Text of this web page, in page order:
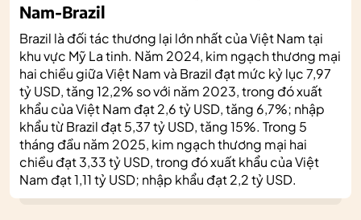
Nam-Brazil
Brazil là đối tác thương lại lớn nhất của Việt Nam tại
khu vực Mỹ La tinh. Năm 2024, kim ngạch thương mại
hai chiều giữa Việt Nam và Brazil đạt mức kỷ lục 7,97
tỷ USD, tăng 12,2% so với năm 2023, trong đó xuất
khẩu của Việt Nam đạt 2,6 tỷ USD, tăng 6,7%; nhập
khẩu từ Brazil đạt 5,37 tỷ USD, tăng 15%. Trong 5
tháng đầu năm 2025, kim ngạch thương mại hai
chiều đạt 3,33 tỷ USD, trong đó xuất khẩu của Việt
Nam đạt 1,11 tỷ USD; nhập khẩu đạt 2,2 tỷ USD.